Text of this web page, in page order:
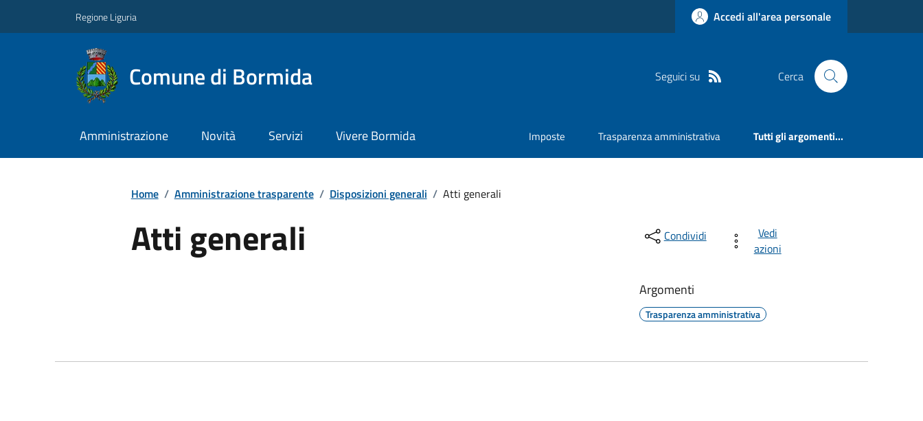
Regione Liguria Accedi all'area personale
Comune di Bormida Seguici su Cerca
Amministrazione Novità Servizi Vivere Bormida Imposte Trasparenza amministrativa Tutti gli argomenti...
Home / Amministrazione trasparente / Disposizioni generali / Atti generali
Atti generali Condividi
Vedi
azioni
Argomenti
Trasparenza amministrativa